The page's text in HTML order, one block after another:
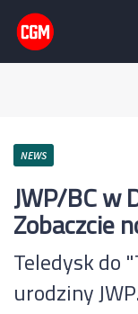
NEWS
JWP/BC w
Zobaczcie
Teledysk do
urodziny JWP.